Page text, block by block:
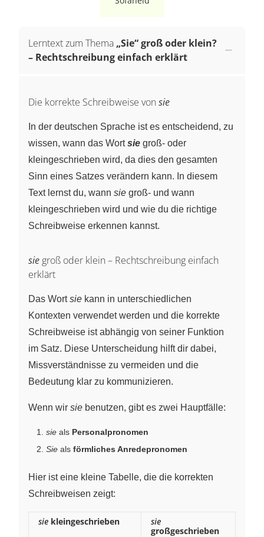
Lerntext zum Thema „Sie“ groß oder klein?
– Rechtschreibung einfach erklärt
Die korrekte Schreibweise von sie
In der deutschen Sprache ist es entscheidend, zu
wissen, wann das Wortsie groß- oder
kleingeschrieben wird, da dies den gesamten
Sinn eines Satzes verändern kann. In diesem
Text lernst du, wann sie groß- und wann
kleingeschrieben wird und wie du die richtige
Schreibweise erkennen kannst.
sie groß oder klein – Rechtschreibung einfach
erklärt
Das Wortsie kann in unterschiedlichen
Kontexten verwendet werden und die korrekte
Schreibweise ist abhängig von seiner Funktion
im Satz. Diese Unterscheidung hilft dir dabei,
Missverständnisse zu vermeiden und die
Bedeutung klar zu kommunizieren.
Wenn wir sie benutzen, gibt es zwei Hauptfälle:
sie als Personalpronomen
Sie als förmliches Anredepronomen
Hier ist eine kleine Tabelle, die die korrekten
Schreibweisen zeigt:
sie kleingeschrieben
sie
großgeschrieben